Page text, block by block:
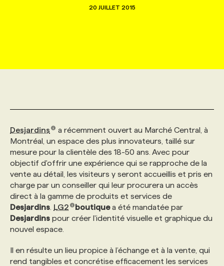
CAMPAGNES ET CRÉATIVITÉ
NOUVEAUX MANDATS
INITIATIVES NUMÉRIQUES
PRIX ET DISTINCTIONS
TENDANCES
TOUTES LES CHRONIQUES
MARKETING ET COMMUNICATION
MARKETING DURABLE
GEO/SEO
ÉVÉNEMENTIEL
NOS AUTEUR‧RICES
VOIR TOUTES LES PARUTIONS
INFOLETTRE EN BREF
BULLETIN RECRUTEMENT
ANNONCEZ AVEC NOUS
AFFICHEZ UN POSTE / TARIFS
PROFIL ENTREPRISE
FAQ
ANNONCEZ AVEC NOUS
CANDIDAT
PROFIL CANDIDAT
NOS CONFÉRENCES
ANNONCEZ AVEC NOUS
FORMATIONS
NOS PARCOURS DE FORMATIONS
FORMATIONS PERSONNALISÉES
NOS FORMATEUR‧RICES
POURQUOI CHOISIR NOS FORMATIONS
NOS TARIFS
SERVICE DE CHASSE DE TÊTE
NOS TARIFS
NOS EXPERTISES
FAQ
ANNONCEZ AVEC NOUS
20 JUILLET 2015
Desjardins
a récemment ouvert au Marché Central, à
Montréal, un espace des plus innovateurs, taillé sur
mesure pour la clientèle des 18-50 ans. Avec pour
objectif d'offrir une expérience qui se rapproche de la
vente au détail, les visiteurs y seront accueillis et pris en
charge par un conseiller qui leur procurera un accès
direct à la gamme de produits et services de
Desjardins LG2 boutiquea été mandatée par
Desjardins pour créer l'identité visuelle et graphique du
nouvel espace.
Il en résulte un lieu propice à l’échange et à la vente, qui
rend tangibles et concrétise efficacement les services